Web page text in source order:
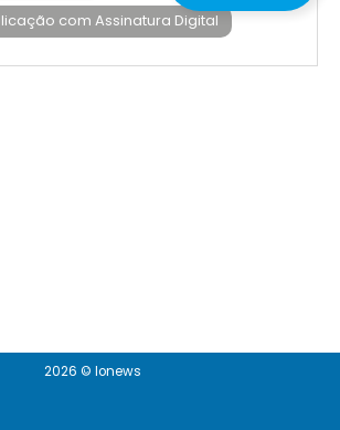
com Assinatura Digital
2026 © Ionews